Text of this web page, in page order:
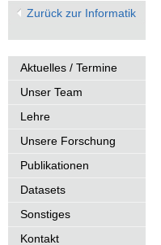
Zurück zur Informatik
Aktuelles / Termine
Unser Team
Lehre
Unsere Forschung
Publikationen
Datasets
Sonstiges
Kontakt